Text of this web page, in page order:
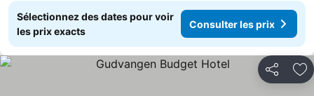
Sélectionnez des dates pour voir
les prix exacts
Consulter les prix
Partager